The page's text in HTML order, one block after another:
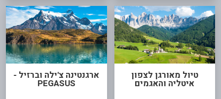
טיול מאורגן לצפון
איטליה והאגמים
ארגנטינה צ'ילה וברזיל -
PEGASUS